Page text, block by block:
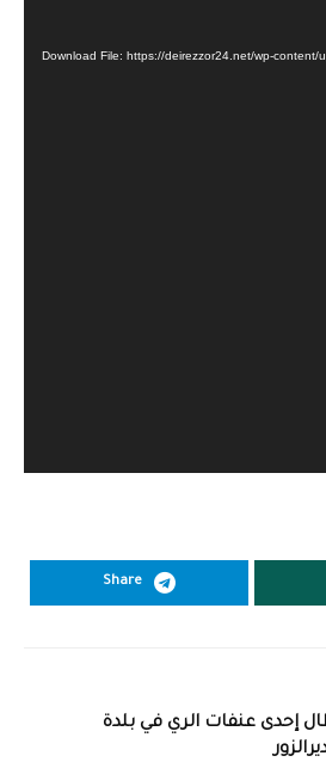
Download File: https://deirezzor24.net/wp-content/
Share
إحدى عنفات الري في بلدة